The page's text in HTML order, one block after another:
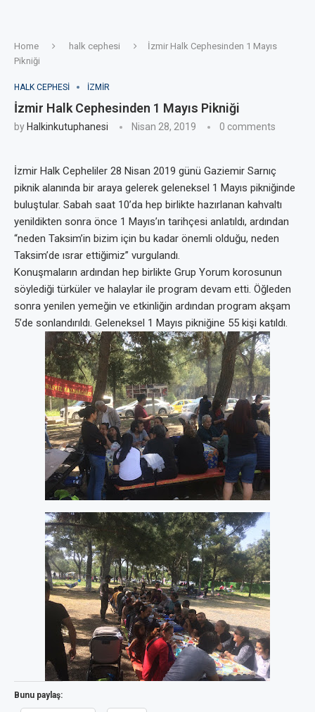
Home halk cephesi
İzmir Halk Cephesinden 1 Mayıs
Pikniği
HALK CEPHESI IZMIR
İzmir Halk Cephesinden 1 Mayıs Pikniği
by Halkinkutuphanesi Nisan 28, 2019 0 comments
İzmir Halk Cepheliler 28 Nisan 2019 günü Gaziemir Sarnıç
piknik alanında bir araya gelerek geleneksel 1 Mayıs pikniğinde
buluştular. Sabah saat 10’da hep birlikte hazırlanan kahvaltı
yenildikten sonra önce 1 Mayıs’ın tarihçesi anlatıldı, ardından
“neden Taksim’in bizim için bu kadar önemli olduğu, neden
Taksim’de ısrar ettiğimiz” vurgulandı.
Konuşmaların ardından hep birlikte Grup Yorum korosunun
söylediği türküler ve halaylar ile program devam etti. Öğleden
sonra yenilen yemeğin ve etkinliğin ardından program akşam
5’de sonlandırıldı. Geleneksel 1 Mayıs pikniğine 55 kişi katıldı.
Bunu paylaş: